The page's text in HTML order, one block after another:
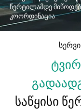
წერტილამდე
კოორდინაცია
საწყისი